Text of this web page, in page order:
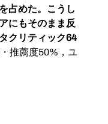
占めた。こうし
にもそのまま反
クリティック64
・推薦度50%，ユ